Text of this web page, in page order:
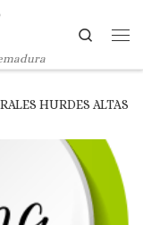
Search
HURDES ALTAS